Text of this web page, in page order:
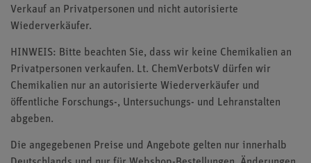
Verkauf an Privatpersonen und nicht autorisierte
Wiederverkäufer.
HINWEIS: Bitte beachten Sie, dass wir keine Chemikalien an
Privatpersonen verkaufen. Lt. ChemVerbotsV dürfen wir
Chemikalien nur an autorisierte Wiederverkäufer und
öffentliche Forschungs-, Untersuchungs- und Lehranstalten
abgeben.
Die angegebenen Preise und Angebote gelten nur innerhalb